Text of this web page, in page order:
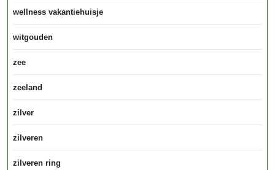
wellness vakantiehuisje
witgouden
zee
zeeland
zilver
zilveren
zilveren ring